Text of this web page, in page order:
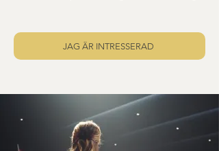
JAG ÄR INTRESSERAD